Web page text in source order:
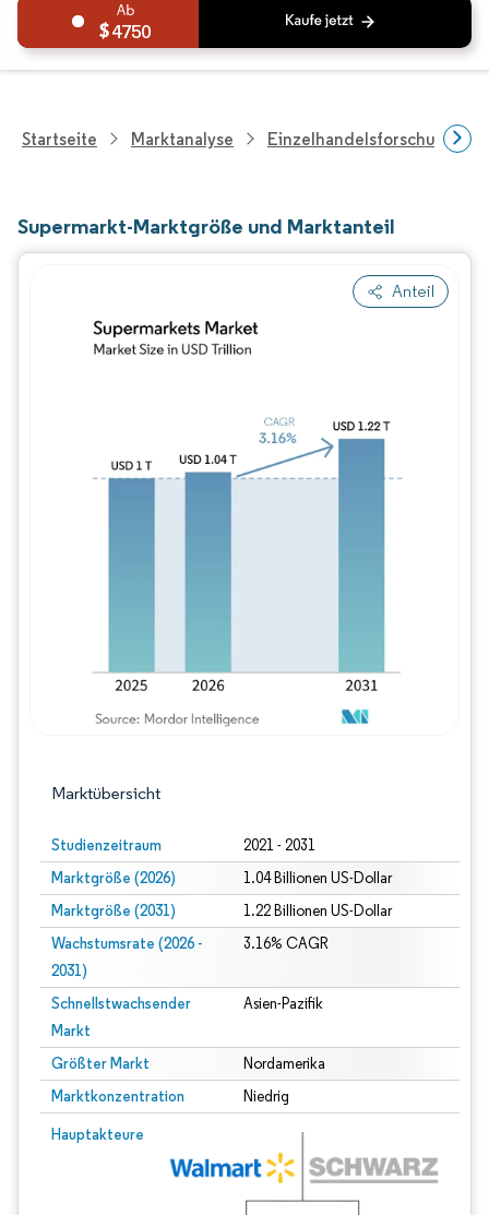
4750
Startseite Marktanalyse Einzelhandelsforschung
Supermarkt-Marktgröße und Marktanteil
Anteil
Marktübersicht
Studienzeitraum 2021 - 2031
Marktgröße (2026) 1.04 Billionen US-Dollar
Marktgröße (2031) 1.22 Billionen US-Dollar
Wachstumsrate (2026 -
2031)
3.16% CAGR
Schnellstwachsender
Markt
Asien-Pazifik
Größter Markt Nordamerika
Marktkonzentration Niedrig
Hauptakteure
Bild © Mordor Intelligence. Wiederverwendung erfordert Namensnennung